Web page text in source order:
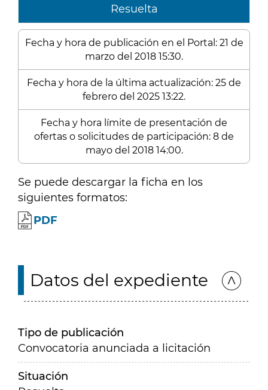
Resuelta
Fecha y hora de publicación en el Portal: 21 de
marzo del 2018 15:30.
Fecha y hora de la última actualización: 25 de
febrero del 2025 13:22.
Fecha y hora límite de presentación de
ofertas o solicitudes de participación: 8 de
mayo del 2018 14:00.
Se puede descargar la ficha en los
siguientes formatos:
PDF
Datos del expediente
Tipo de publicación
Convocatoria anunciada a licitación
Situación